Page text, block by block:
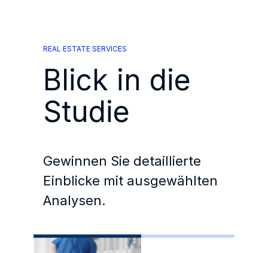
REAL ESTATE SERVICES
Blick in die
Studie
Gewinnen Sie detaillierte
Einblicke mit ausgewählten
Analysen.